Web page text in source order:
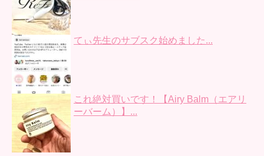
てぃ先生のサブスク始めました...
これ絶対買いです！【Airy Balm（エアリ
ーバーム）】...